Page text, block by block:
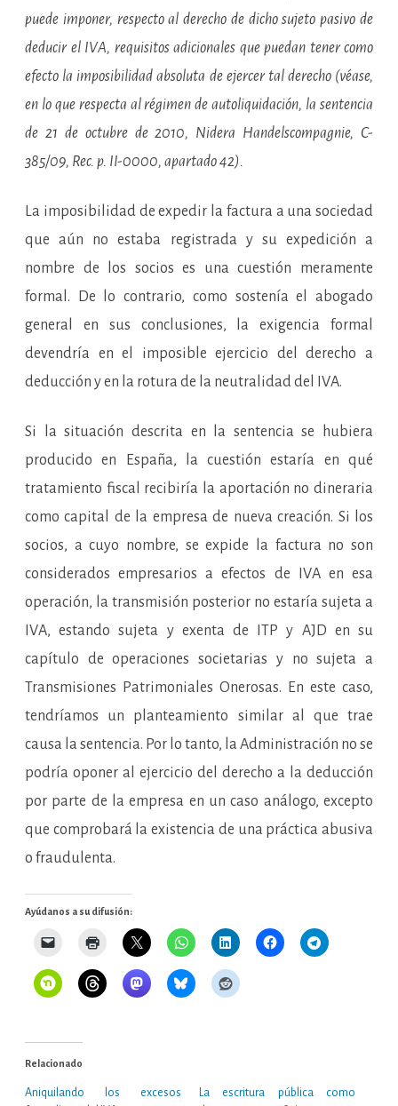
puede imponer, respecto al derecho de dicho sujeto pasivo de
deducir el IVA, requisitos adicionales que puedan tener como
efecto la imposibilidad absoluta de ejercer tal derecho (véase,
en lo que respecta al régimen de autoliquidación, la sentencia
de 21 de octubre de 2010, Nidera Handelscompagnie, C-
385/09, Rec. p. II-0000, apartado 42).
La imposibilidad de expedir la factura a una sociedad
que aún no estaba registrada y su expedición a
nombre de los socios es una cuestión meramente
formal. De lo contrario, como sostenía el abogado
general en sus conclusiones, la exigencia formal
devendría en el imposible ejercicio del derecho a
deducción y en la rotura de la neutralidad del IVA.
Si la situación descrita en la sentencia se hubiera
producido en España, la cuestión estaría en qué
tratamiento fiscal recibiría la aportación no dineraria
como capital de la empresa de nueva creación. Si los
socios, a cuyo nombre, se expide la factura no son
considerados empresarios a efectos de IVA en esa
operación, la transmisión posterior no estaría sujeta a
IVA, estando sujeta y exenta de ITP y AJD en su
capítulo de operaciones societarias y no sujeta a
Transmisiones Patrimoniales Onerosas. En este caso,
tendríamos un planteamiento similar al que trae
causa la sentencia. Por lo tanto, la Administración no se
podría oponer al ejercicio del derecho a la deducción
por parte de la empresa en un caso análogo, excepto
que comprobará la existencia de una práctica abusiva
o fraudulenta.
Ayúdanos a su difusión:
Relacionado
Aniquilando los excesos
La escritura pública como